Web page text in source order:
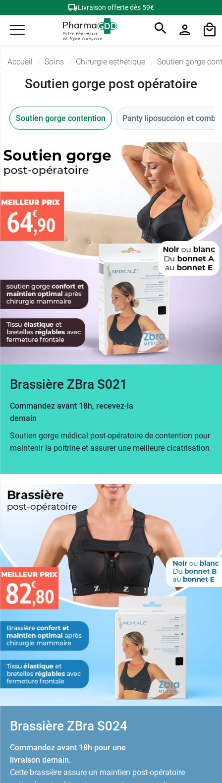
Livraison offerte dès 59€
Accueil Soins Chirurgie esthétique Soutien gorge
Soutien gorge post opératoire
Soutien gorge contention Panty liposuccion et
Brassière ZBra S021
Commandez avant 18h, recevez-la
demain
Soutien gorge médical post-opératoire de contention pour
maintenir la poitrine et assurer une meilleure cicatrisation
Brassière ZBra S024
Commandez avant 18h pour une
livraison demain.
Cette brassière assure un maintien post-opératoire